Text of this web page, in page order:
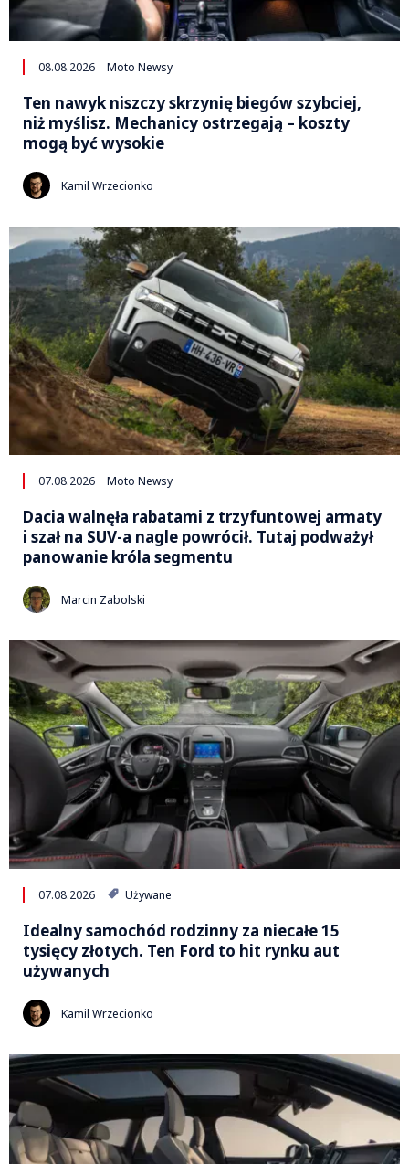
08.08.2026 Moto Newsy
Ten nawyk niszczy skrzynię biegów szybciej,
niż myślisz. Mechanicy ostrzegają – koszty
mogą być wysokie
Kamil Wrzecionko
07.08.2026 Moto Newsy
Dacia walnęła rabatami z trzyfuntowej armaty
i szał na SUV-a nagle powrócił. Tutaj podważył
panowanie króla segmentu
Marcin Zabolski
07.08.2026 Używane
Idealny samochód rodzinny za niecałe 15
tysięcy złotych. Ten Ford to hit rynku aut
używanych
Kamil Wrzecionko